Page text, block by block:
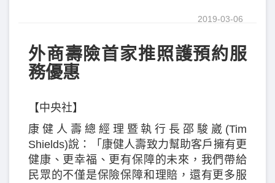
2019-03-06
外商壽險首家推照護預約服
務優惠
【中央社】
康健人壽總經理暨執行長邵駿崴(Tim
Shields)說：「康健人壽致力幫助客戶擁有更
健康、更幸福、更有保障的未來，我們帶給
民眾的不僅是保險保障和理賠，還有更多服